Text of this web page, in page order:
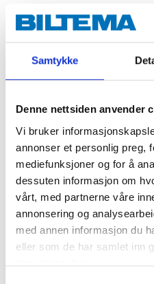
Samtykke
Denne nettsiden anvender
Vi bruker
annonser et personlig preg,
mediefunksjoner og for å
dessuten informasjon om
vårt, med partnerne våre
annonsering og
med annen informasjon du
eller som de har samlet inn
59
Normal Bulb, E27, 806
lm, 2700 K, dimmable
48-340
In stock in65store